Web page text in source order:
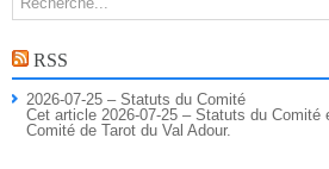
RSS
2026-07-25 – Statuts du Comité
Cet article 2026-07-25 – Statuts du Comité
Comité de Tarot du Val Adour.